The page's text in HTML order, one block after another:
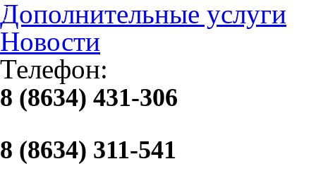
Дополнительные услуги
Новости
Телефон:
8 (8634) 431-306
8 (8634) 311-541